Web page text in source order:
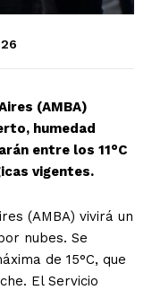
(AMBA)
humedad
entre los 11°C
vigentes.
(AMBA) vivirá un
nubes. Se
de 15°C, que
El Servicio